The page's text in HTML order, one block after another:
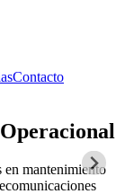
Contacto
en mantenimiento